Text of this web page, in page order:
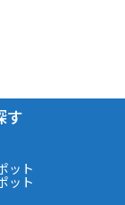
す
ット
ット